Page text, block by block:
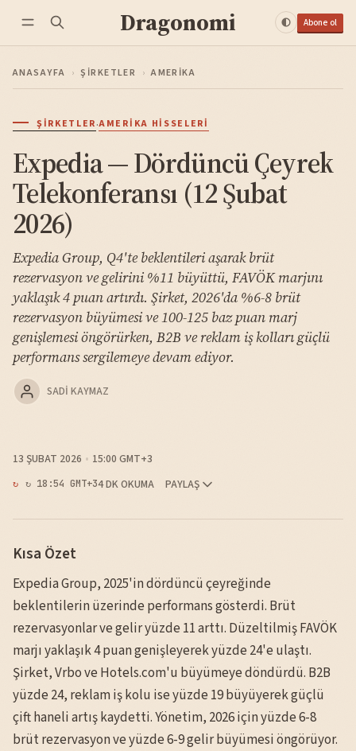
Dragonomi Abone ol
ANASAYFA › ŞIRKETLER › AMERIKA
ŞIRKETLER·AMERIKA HISSELERI
Expedia — Dördüncü Çeyrek
Telekonferansı (12 Şubat
2026)
Expedia Group, Q4'te beklentileri aşarak brüt
rezervasyon ve gelirini %11 büyüttü, FAVÖK marjını
yaklaşık 4 puan artırdı. Şirket, 2026'da %6-8 brüt
rezervasyon büyümesi ve 100-125 baz puan marj
genişlemesi öngörürken, B2B ve reklam iş kolları güçlü
performans sergilemeye devam ediyor.
SADI KAYMAZ
13 ŞUBAT 2026 15:00 GMT+3
↻ 18:54 GMT+34 DK OKUMA PAYLAŞ
Kısa Özet
Expedia Group, 2025'in dördüncü çeyreğinde
beklentilerin üzerinde performans gösterdi. Brüt
rezervasyonlar ve gelir yüzde 11 arttı. Düzeltilmiş FAVÖK
marjı yaklaşık 4 puan genişleyerek yüzde 24'e ulaştı.
Şirket, Vrbo ve Hotels.com'u büyümeye döndürdü. B2B
yüzde 24, reklam iş kolu ise yüzde 19 büyüyerek güçlü
çift haneli artış kaydetti. Yönetim, 2026 için yüzde 6-8
brüt rezervasyon ve yüzde 6-9 gelir büyümesi öngörüyor.